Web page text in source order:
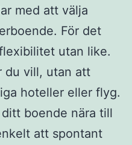
med att välja
För det
utan like.
du vill, utan att
hoteller eller flyg.
boende nära till
att spontant